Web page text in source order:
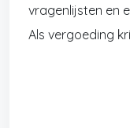
vragenlijsten en
Als vergoeding